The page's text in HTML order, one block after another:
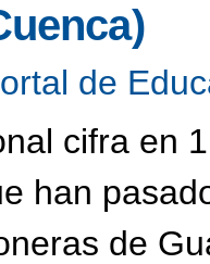
de
cifra en
han
de